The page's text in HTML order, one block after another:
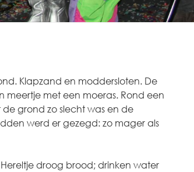
Klapzand en moddersloten. De
meertje met een moeras. Rond een
de grond zo slecht was en de
werd er gezegd: zo mager als
droog brood; drinken water